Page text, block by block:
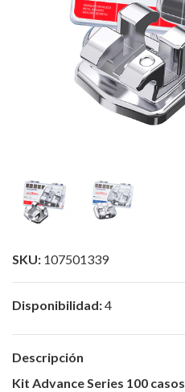
SKU: 107501339
Disponibilidad:4
Descripción
Kit Advance Series 100